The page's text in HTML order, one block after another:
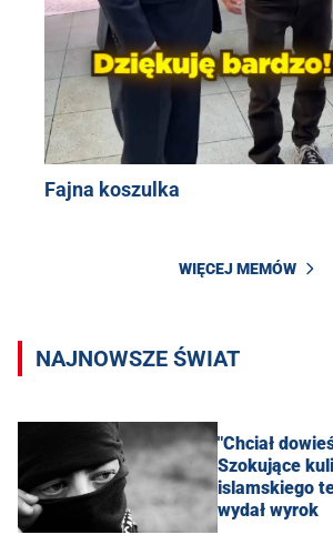
Fajna koszulka
WIĘCEJ MEMÓW
NAJNOWSZE ŚWIAT
"Chciał
Szokujące
islamskiego
wydał wyrok